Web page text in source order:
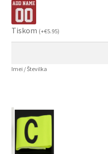
Tiskom (+€5.95)
Imei / Številka